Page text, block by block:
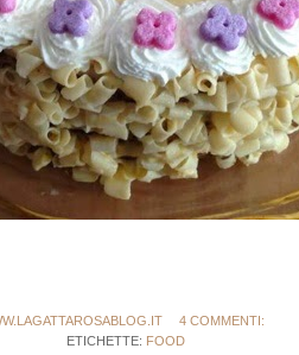
4 COMMENTI:
ETICHETTE: FOOD